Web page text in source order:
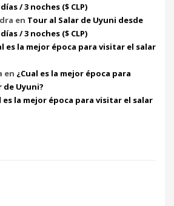
/ 3 noches ($ CLP)
en Tour al Salar de Uyuni desde
/ 3 noches ($ CLP)
es la mejor época para visitar el salar
en ¿Cual es la mejor época para
Uyuni?
es la mejor época para visitar el salar